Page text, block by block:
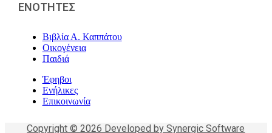
ΕΝΟΤΗΤΕΣ
Βιβλία Α. Καππάτου
Οικογένεια
Παιδιά
Έφηβοι
Ενήλικες
Επικοινωνία
Copyright © 2026 Developed by Synergic Software